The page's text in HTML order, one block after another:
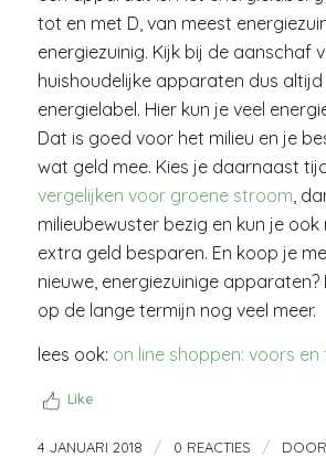
tot en met D, van meest
energiezuinig. Kijk bij de aanschaf
huishoudelijke apparaten dus
energielabel. Hier kun je veel
Dat is goed voor het milieu en je
wat geld mee. Kies je daarnaast
vergelijken voor groene stroom ,
milieubewuster bezig en kun je
extra geld besparen. En koop je
nieuwe, energiezuinige
op de lange termijn nog veel meer.
lees ook: on line shoppen: voors en
Like
4 JANUARI 2018 / 0 REACTIES / DOOR